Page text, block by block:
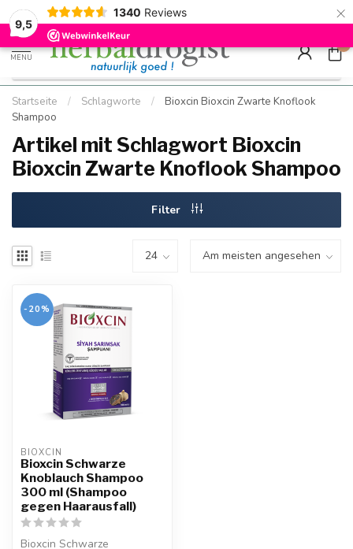
9,5
1340 Reviews ×
Kostenloser DE-Versand ab Mindestbestellwert |
Schnell geliefert
Minimum
Hızlı
MENU
0
Startseite / Schlagworte /
Bioxcin Bioxcin Zwarte Knoflook
Shampoo
Artikel mit Schlagwort Bioxcin
Bioxcin Zwarte Knoflook Shampoo
Filter
-20%
BIOXCIN
Bioxcin Schwarze
Knoblauch Shampoo
300 ml (Shampoo
gegen Haarausfall)
Bioxcin Schwarze